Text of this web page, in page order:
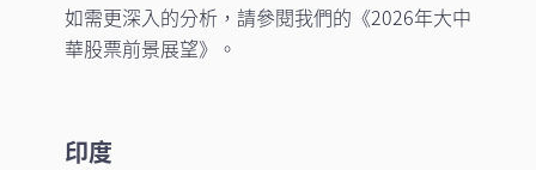
如需更深入的分析，請參閱我們的《2026年大中
華股票前景展望》。
印度